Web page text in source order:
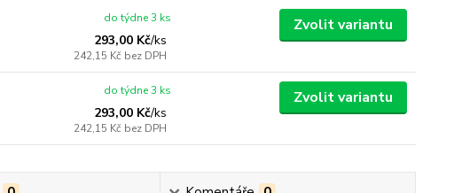
293,00 Kč/ks
242,15 Kč bez DPH
do týdne 3 ks Zvolit variantu
293,00 Kč/ks
242,15 Kč bez DPH
do týdne 3 ks Zvolit variantu